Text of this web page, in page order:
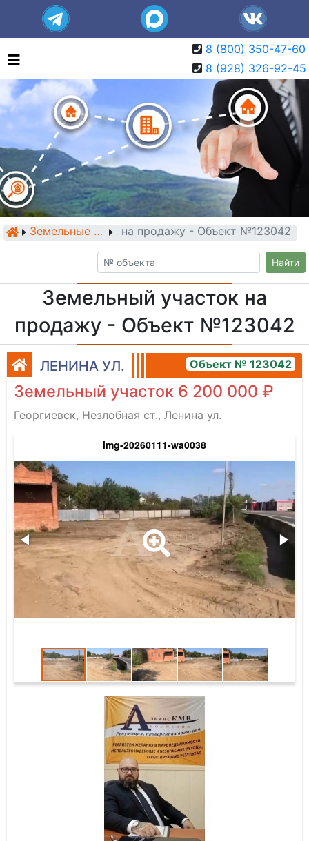
8 (800) 350-47-60
8 (928) 326-92-45
Земельные участки
Земельный участок на продажу - Объект №123042
Найти
Земельный участок на
продажу - Объект №123042
ЛЕНИНА УЛ. Объект № 123042
Земельный участок 6 200 000 ₽
Георгиевск, Незлобная ст., Ленина ул.
img-20260111-wa0038